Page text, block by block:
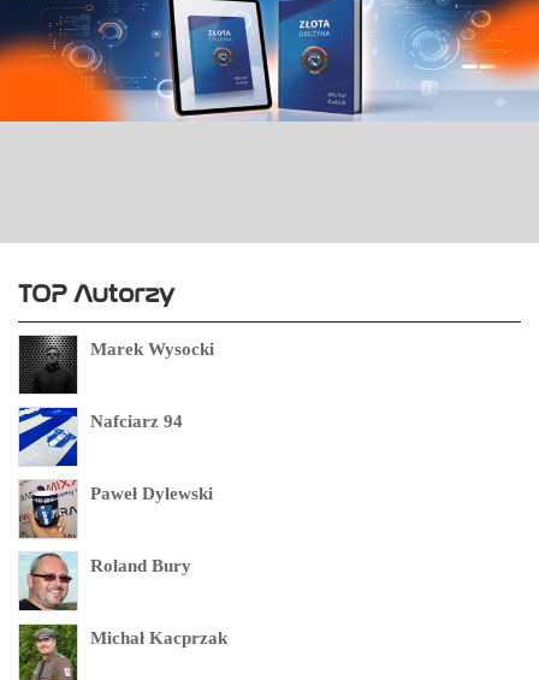
TOP Autorzy
Marek Wysocki
Nafciarz 94
Paweł Dylewski
Roland Bury
Michał Kacprzak